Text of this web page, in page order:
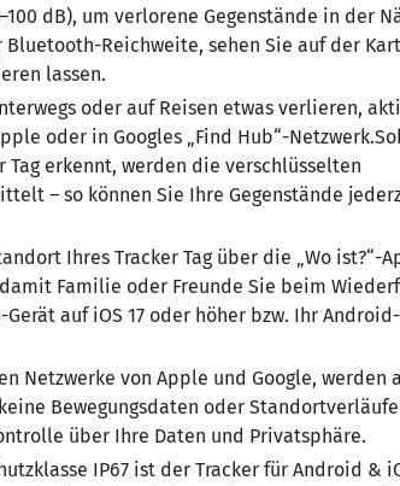
dB), um verlorene Gegenstände in der
Reichweite, sehen Sie auf der
lassen.
oder auf Reisen etwas verlieren,
oder in Googles „Find Hub“-
erkennt, werden die verschlüsselten
– so können Sie Ihre Gegenstände
Ihres Tracker Tag über die „Wo ist?“-
Familie oder Freunde Sie beim
auf iOS 17 oder höher bzw. Ihr
Netzwerke von Apple und Google, werden
Bewegungsdaten oder
über Ihre Daten und Privatsphäre.
IP67 ist der Tracker für Android &